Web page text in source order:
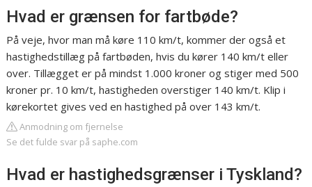
Hvad er grænsen for fartbøde?
På veje, hvor man må køre 110 km/t, kommer der også et
hastighedstillæg på fartbøden, hvis du kører 140 km/t eller
over. Tillægget er på mindst 1.000 kroner og stiger med 500
kroner pr. 10 km/t, hastigheden overstiger 140 km/t. Klip i
kørekortet gives ved en hastighed på over 143 km/t.
Anmodning om fjernelse
Se det fulde svar på saphe.com
Hvad er hastighedsgrænser i Tyskland?